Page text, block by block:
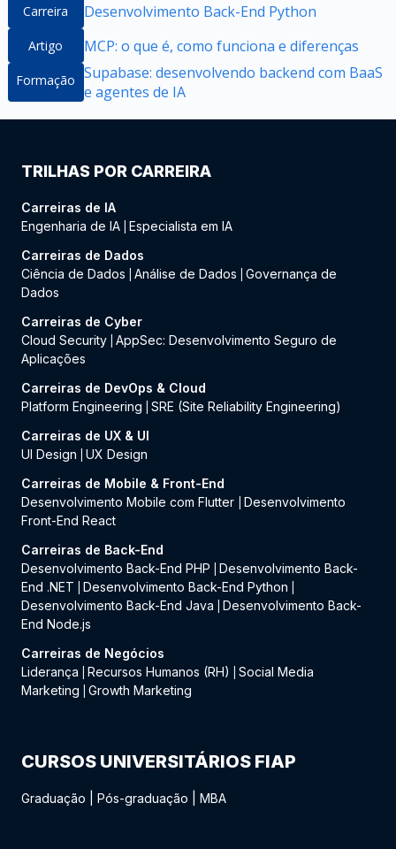
Carreira Desenvolvimento Back-End Python
Artigo MCP: o que é, como funciona e diferenças
Formação Supabase: desenvolvendo backend com BaaS
e agentes de IA
TRILHAS POR CARREIRA
Carreiras de IA
Engenharia de IA Especialista em IA
Carreiras de Dados
Ciência de Dados
Análise de Dados
Governança de
Dados
Carreiras de Cyber
Cloud Security AppSec: Desenvolvimento Seguro de
Aplicações
Carreiras de DevOps & Cloud
Platform Engineering
SRE (Site Reliability Engineering)
Carreiras de UX & UI
UI Design
UX Design
Carreiras de Mobile & Front-End
Desenvolvimento Mobile com Flutter
Desenvolvimento
Front-End React
Carreiras de Back-End
Desenvolvimento Back-End PHP
Desenvolvimento Back-
End .NET
Desenvolvimento Back-End Python
Desenvolvimento Back-End Java
Desenvolvimento Back-
End Node.js
Carreiras de Negócios
Liderança
Recursos Humanos (RH)
Social Media
Marketing
Growth Marketing
CURSOS UNIVERSITÁRIOS FIAP
Graduação Pós-graduação MBA